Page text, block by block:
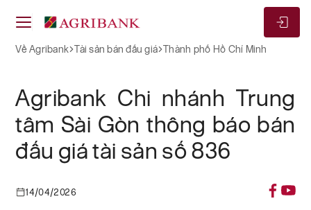
Về Agribank Tài sản bán đấu giá Thành phố Hồ Chí Minh
Agribank Chi nhánh Trung
tâm Sài Gòn thông báo bán
đấu giá tài sản số 836
14/04/2026